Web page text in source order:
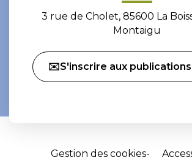
3 rue de Cholet, 85600 La
Montaigu
✉️S'inscrire aux
Gestion des cookies